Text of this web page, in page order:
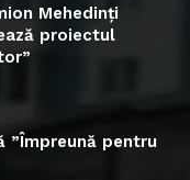
Mehedinți
proiectul
”Împreună pentru